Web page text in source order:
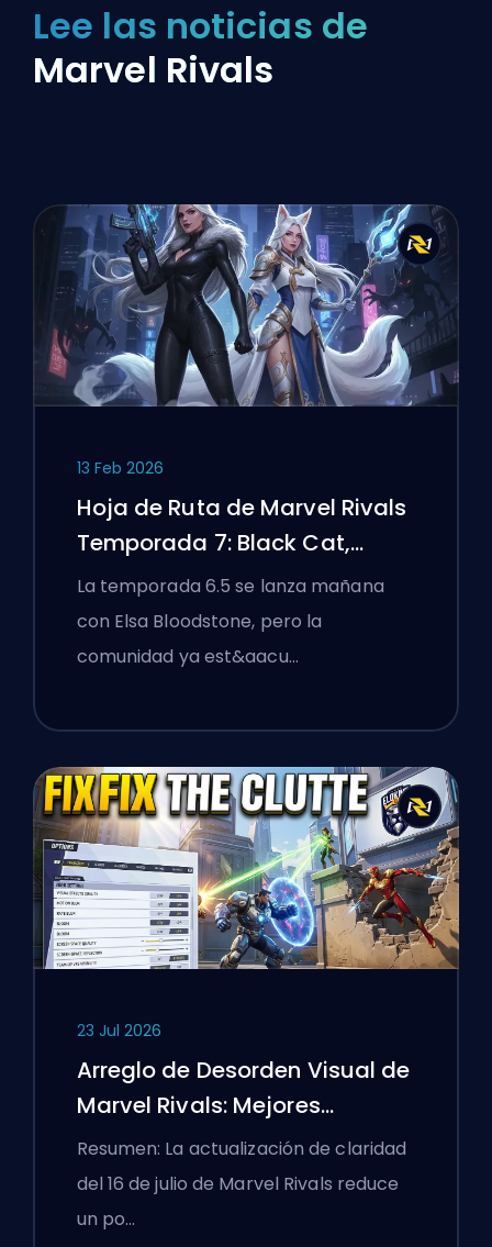
Lee las noticias de
Marvel Rivals
13 Feb 2026
Hoja de Ruta de Marvel Rivals
Temporada 7: Black Cat,
White Fox y el Evento Monsters
Take Manhattan
La temporada 6.5 se lanza mañana
con Elsa Bloodstone, pero la
comunidad ya est&aacu…
23 Jul 2026
Arreglo de Desorden Visual de
Marvel Rivals: Mejores
Configuraciones
Competitivas Después del
Parche del 16 de Julio
Resumen: La actualización de claridad
del 16 de julio de Marvel Rivals reduce
un po…